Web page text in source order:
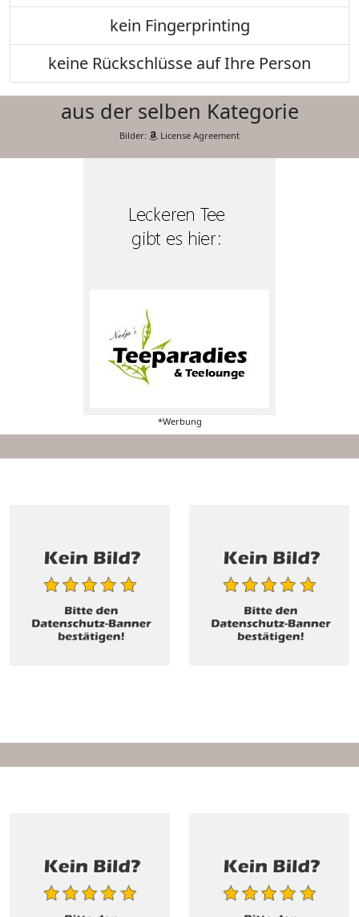
kein Fingerprinting
keine Rückschlüsse auf Ihre Person
aus der selben Kategorie
Bilder: License Agreement
*Werbung